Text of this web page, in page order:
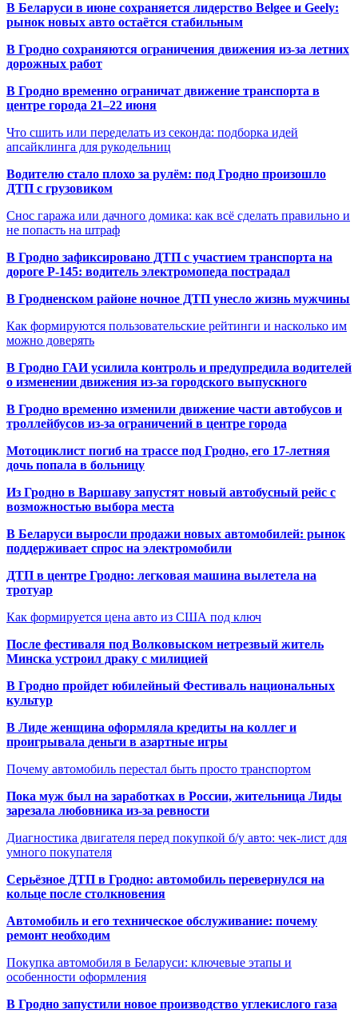
В Беларуси в июне сохраняется лидерство Belgee и Geely:
рынок новых авто остаётся стабильным
В Гродно сохраняются ограничения движения из-за летних
дорожных работ
В Гродно временно ограничат движение транспорта в
центре города 21–22 июня
Что сшить или переделать из секонда: подборка идей
апсайклинга для рукодельниц
Водителю стало плохо за рулём: под Гродно произошло
ДТП с грузовиком
Снос гаража или дачного домика: как всё сделать правильно и
не попасть на штраф
В Гродно зафиксировано ДТП с участием транспорта на
дороге Р-145: водитель электромопеда пострадал
В Гродненском районе ночное ДТП унесло жизнь мужчины
Как формируются пользовательские рейтинги и насколько им
можно доверять
В Гродно ГАИ усилила контроль и предупредила водителей
о изменении движения из-за городского выпускного
В Гродно временно изменили движение части автобусов и
троллейбусов из-за ограничений в центре города
Мотоциклист погиб на трассе под Гродно, его 17-летняя
дочь попала в больницу
Из Гродно в Варшаву запустят новый автобусный рейс с
возможностью выбора места
В Беларуси выросли продажи новых автомобилей: рынок
поддерживает спрос на электромобили
ДТП в центре Гродно: легковая машина вылетела на
тротуар
Как формируется цена авто из США под ключ
После фестиваля под Волковыском нетрезвый житель
Минска устроил драку с милицией
В Гродно пройдет юбилейный Фестиваль национальных
культур
В Лиде женщина оформляла кредиты на коллег и
проигрывала деньги в азартные игры
Почему автомобиль перестал быть просто транспортом
Пока муж был на заработках в России, жительница Лиды
зарезала любовника из-за ревности
Диагностика двигателя перед покупкой б/у авто: чек-лист для
умного покупателя
Серьёзное ДТП в Гродно: автомобиль перевернулся на
кольце после столкновения
Автомобиль и его техническое обслуживание: почему
ремонт необходим
Покупка автомобиля в Беларуси: ключевые этапы и
особенности оформления
В Гродно запустили новое производство углекислого газа